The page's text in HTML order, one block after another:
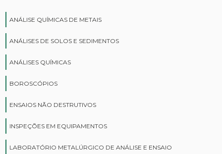
ANÁLISE QUÍMICAS DE METAIS
ANÁLISES DE SOLOS E SEDIMENTOS
ANÁLISES QUÍMICAS
BOROSCÓPIOS
ENSAIOS NÃO DESTRUTIVOS
INSPEÇÕES EM EQUIPAMENTOS
LABORATÓRIO METALÚRGICO DE ANÁLISE E ENSAIO